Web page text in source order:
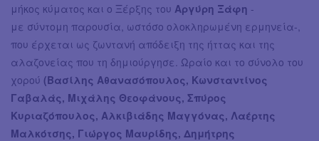
μήκος κύματος και ο Ξέρξης του Αργύρη Ξάφη -
με σύντομη παρουσία, ωστόσο ολοκληρωμένη ερμηνεία-,
που έρχεται ως ζωντανή απόδειξη της ήττας και της
αλαζονείας που τη δημιούργησε. Ωραίο και το σύνολο του
χορού (Βασίλης Αθανασόπουλος, Κωνσταντίνος
Γαβαλάς, Μιχάλης Θεοφάνους, Σπύρος
Κυριαζόπουλος, Αλκιβιάδης Μαγγόνας, Λαέρτης
Μαλκότσης, Γιώργος Μαυρίδης, Δημήτρης